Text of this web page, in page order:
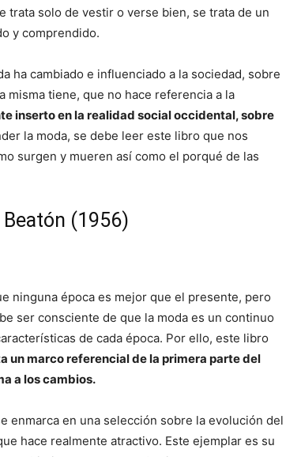
trata solo de vestir o verse bien, se trata de un
y comprendido.
ha cambiado e influenciado a la sociedad, sobre
tiene, que no hace referencia a la
inserto en la realidad social occidental, sobre
la moda, se debe leer este libro que nos
surgen y mueren así como el porqué de las
(1956)
ninguna época es mejor que el presente, pero
ser consciente de que la moda es un continuo
de cada época. Por ello, este libro
un marco referencial de la primera parte del
a los cambios.
enmarca en una selección sobre la evolución del
hace realmente atractivo. Este ejemplar es su